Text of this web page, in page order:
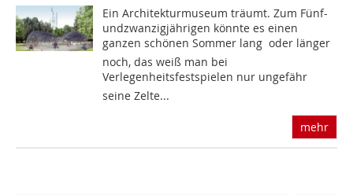
Ein Architekturmuseum träumt. Zum Fünf-
undzwanzigjährigen könnte es einen
ganzen schönen Sommer lang  oder länger
noch, das weiß man bei
Verlegenheitsfestspielen nur ungefähr 
seine Zelte...
mehr